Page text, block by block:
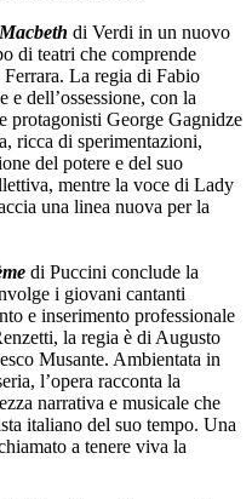
Macbeth di Verdi in un nuovo
di teatri che comprende
La regia di Fabio
e dell’ossessione, con la
protagonisti George Gagnidze
ricca di sperimentazioni,
del potere e del suo
mentre la voce di Lady
una linea nuova per la
di Puccini conclude la
i giovani cantanti
e inserimento professionale
la regia è di Augusto
Musante. Ambientata in
l’opera racconta la
narrativa e musicale che
italiano del suo tempo. Una
a tenere viva la